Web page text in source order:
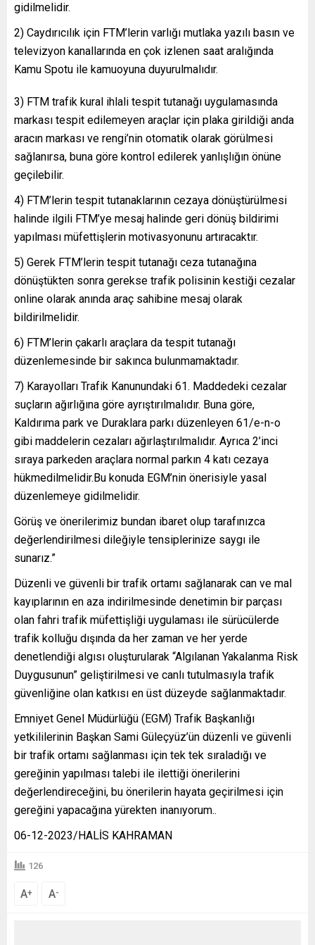
gidilmelidir.
2) Caydırıcılık için FTM’lerin varlığı mutlaka yazılı basın ve
televizyon kanallarında en çok izlenen saat aralığında
Kamu Spotu ile kamuoyuna duyurulmalıdır.
3) FTM trafik kural ihlali tespit tutanağı uygulamasında
markası tespit edilemeyen araçlar için plaka girildiği anda
aracın markası ve rengi’nin otomatik olarak görülmesi
sağlanırsa, buna göre kontrol edilerek yanlışlığın önüne
geçilebilir.
4) FTM’lerin tespit tutanaklarının cezaya dönüştürülmesi
halinde ilgili FTM’ye mesaj halinde geri dönüş bildirimi
yapılması müfettişlerin motivasyonunu artıracaktır.
5) Gerek FTM’lerin tespit tutanağı ceza tutanağına
dönüştükten sonra gerekse trafik polisinin kestiği cezalar
online olarak anında araç sahibine mesaj olarak
bildirilmelidir.
6) FTM’lerin çakarlı araçlara da tespit tutanağı
düzenlemesinde bir sakınca bulunmamaktadır.
7) Karayolları Trafik Kanunundaki 61. Maddedeki cezalar
suçların ağırlığına göre ayrıştırılmalıdır. Buna göre,
Kaldırıma park ve Duraklara parkı düzenleyen 61/e-n-o
gibi maddelerin cezaları ağırlaştırılmalıdır. Ayrıca 2’inci
sıraya parkeden araçlara normal parkın 4 katı cezaya
hükmedilmelidir.Bu konuda EGM’nin önerisiyle yasal
düzenlemeye gidilmelidir.
Görüş ve önerilerimiz bundan ibaret olup tarafınızca
değerlendirilmesi dileğiyle tensiplerinize saygı ile
sunarız.”
Düzenli ve güvenli bir trafik ortamı sağlanarak can ve mal
kayıplarının en aza indirilmesinde denetimin bir parçası
olan fahri trafik müfettişliği uygulaması ile sürücülerde
trafik kolluğu dışında da her zaman ve her yerde
denetlendiği algısı oluşturularak “Algılanan Yakalanma Risk
Duygusunun” geliştirilmesi ve canlı tutulmasıyla trafik
güvenliğine olan katkısı en üst düzeyde sağlanmaktadır.
Emniyet Genel Müdürlüğü (EGM) Trafik Başkanlığı
yetkililerinin Başkan Sami Güleçyüz’ün düzenli ve güvenli
bir trafik ortamı sağlanması için tek tek sıraladığı ve
gereğinin yapılması talebi ile ilettiği önerilerini
değerlendireceğini, bu önerilerin hayata geçirilmesi için
gereğini yapacağına yürekten inanıyorum..
06-12-2023/HALİS KAHRAMAN
126
A+ A-